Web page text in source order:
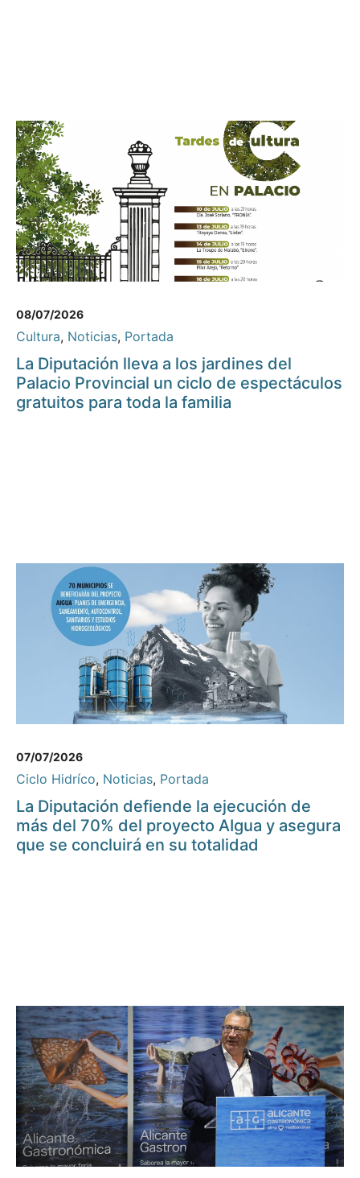
08/07/2026
Cultura, Noticias, Portada
La Diputación lleva a los jardines del
Palacio Provincial un ciclo de espectáculos
gratuitos para toda la familia
07/07/2026
Ciclo Hidríco, Noticias, Portada
La Diputación defiende la ejecución de
más del 70% del proyecto AIgua y asegura
que se concluirá en su totalidad